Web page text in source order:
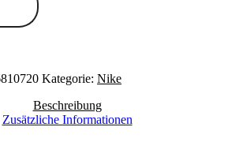
Kategorie: Nike
Beschreibung
Zusätzliche Informationen